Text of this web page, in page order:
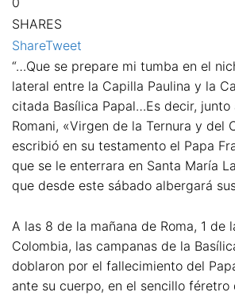
SHARES
ShareTweet
“…Que se prepare mi tumba en el
lateral entre la Capilla Paulina y la
citada Basílica Papal…Es decir, junto
Romani, «Virgen de la Ternura y del
escribió en su testamento el Papa
que se le enterrara en Santa María
que desde este sábado albergará
A las 8 de la mañana de Roma, 1 de
Colombia, las campanas de la
doblaron por el fallecimiento del
ante su cuerpo, en el sencillo féretro